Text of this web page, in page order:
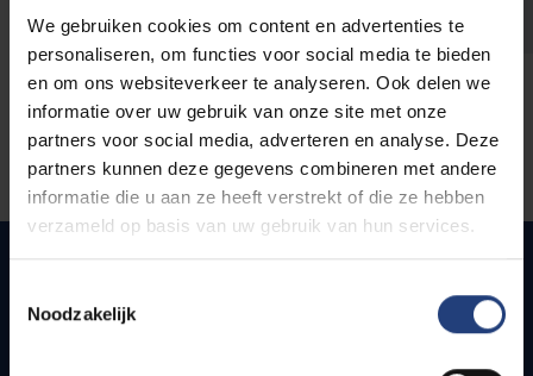
We gebruiken cookies om content en advertenties te
personaliseren, om functies voor social media te bieden
en om ons websiteverkeer te analyseren. Ook delen we
informatie over uw gebruik van onze site met onze
partners voor social media, adverteren en analyse. Deze
partners kunnen deze gegevens combineren met andere
informatie die u aan ze heeft verstrekt of die ze hebben
verzameld op basis van uw gebruik van hun services.
Noodzakelijk
Snel naar